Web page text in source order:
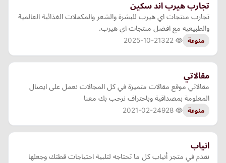
تجارب هيرب اند سكين
تجارب منتجات اي هيرب للبشرة والشعر والمكملات الغذائية العالمية
والطبيعيه مع افضل منتجات اي هيرب.
منوعة 2025-10-21
مقالاتي
مقالاتي موقع مقالات متميزة في كل المجالات نعمل على ايصال
المعلومة بمصداقية وباحتراف نرحب بك معنا
منوعة 2021-02-24
انياب
نقدم في متجر أنياب كل ما تحتاجه لتلبية احتياجات قطتك وجعلها